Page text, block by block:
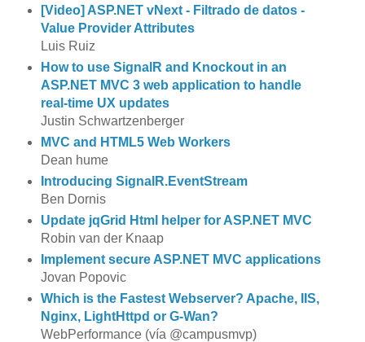
[Video] ASP.NET vNext - Filtrado de datos -
Value Provider Attributes
Luis Ruiz
How to use SignalR and Knockout in an
ASP.NET MVC 3 web application to handle
real-time UX updates
Justin Schwartzenberger
MVC and HTML5 Web Workers
Dean hume
Introducing SignalR.EventStream
Ben Dornis
Update jqGrid Html helper for ASP.NET MVC
Robin van der Knaap
Implement secure ASP.NET MVC applications
Jovan Popovic
Which is the Fastest Webserver? Apache, IIS,
Nginx, LightHttpd or G-Wan?
WebPerformance (vía @campusmvp)